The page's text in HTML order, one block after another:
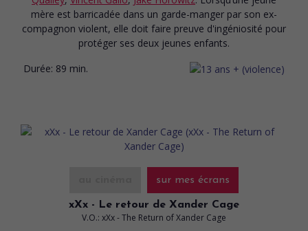
mère est barricadée dans un garde-manger par son ex-
compagnon violent, elle doit faire preuve d'ingéniosité pour
protéger ses deux jeunes enfants.
Durée: 89 min.
sur mes écrans
xXx - Le retour de Xander Cage
V.O.: xXx - The Return of Xander Cage